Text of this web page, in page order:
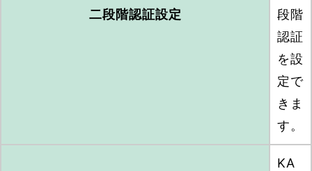
二段階認証設定
段階
認証
を設
定で
きま
す。
KA